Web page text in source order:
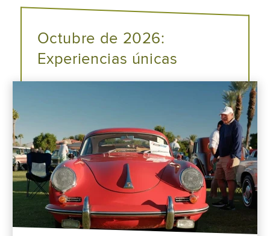
Octubre de 2026:
Experiencias únicas